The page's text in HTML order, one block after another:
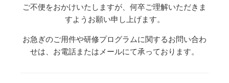
ご不便をおかけいたしますが、何卒ご理解いただきま
すようお願い申し上げます。
お急ぎのご用件や研修プログラムに関するお問い合わ
せは、お電話またはメールにて承っております。